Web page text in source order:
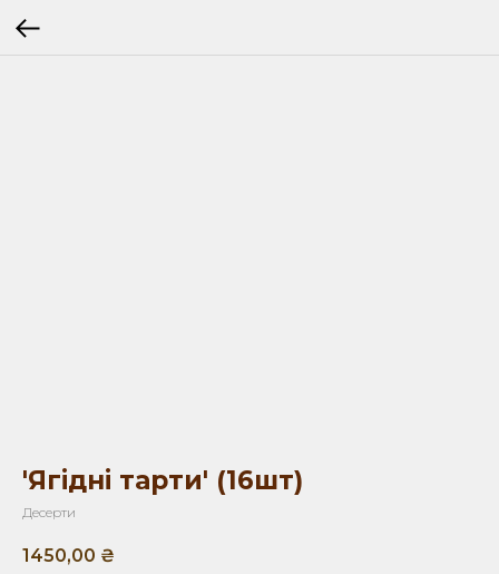
'Ягідні тарти' (16шт)
Десерти
1450,00 ₴